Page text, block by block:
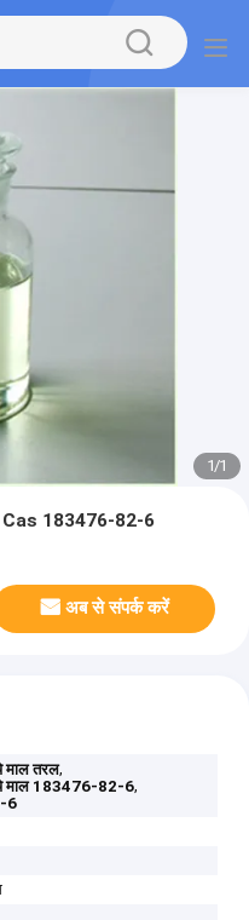
1/1
Cas 183476-82-6
अब से संपर्क करें
माल तरल,
माल 183476-82-6,
6